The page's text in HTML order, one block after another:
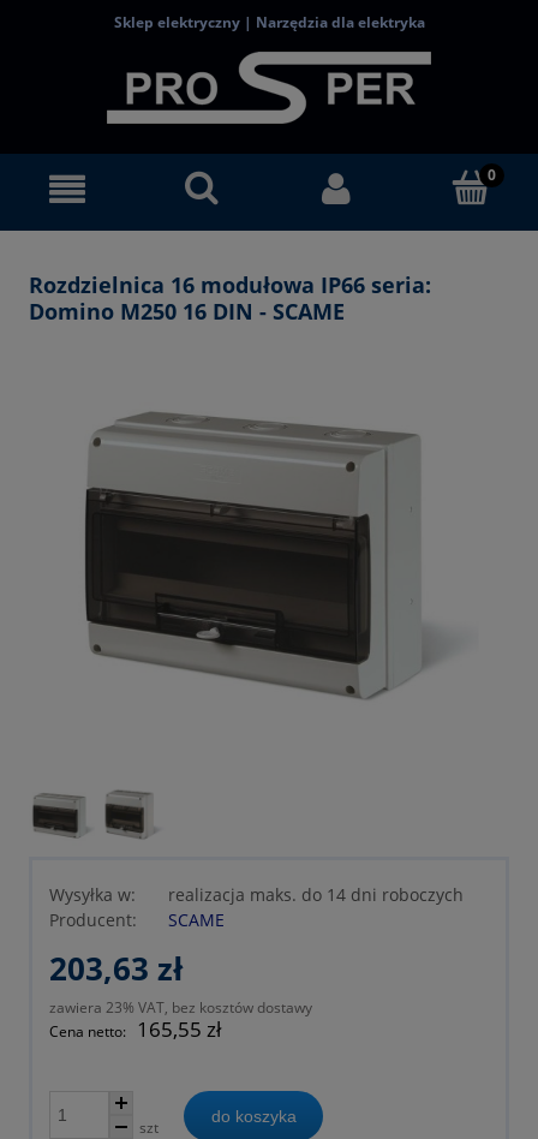
Sklep elektryczny | Narzędzia dla elektryka
Rozdzielnica 16 modułowa IP66 seria:
Domino M250 16 DIN - SCAME
Wysyłka w:
realizacja maks. do 14 dni roboczych
Producent:
SCAME
203,63 zł
zawiera 23% VAT, bez kosztów dostawy
Cena netto:
165,55 zł
szt
do koszyka